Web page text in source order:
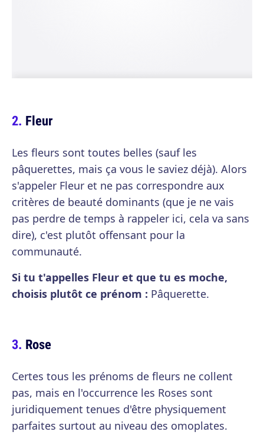
Fleur
Les fleurs sont toutes belles (sauf les
pâquerettes, mais ça vous le saviez déjà). Alors
s'appeler Fleur et ne pas correspondre aux
critères de beauté dominants (que je ne vais
pas perdre de temps à rappeler ici, cela va sans
dire), c'est plutôt offensant pour la
communauté.
Si tu t'appelles Fleur et que tu es moche,
choisis plutôt ce prénom : Pâquerette.
Rose
Certes tous les prénoms de fleurs ne collent
pas, mais en l'occurrence les Roses sont
juridiquement tenues d'être physiquement
parfaites surtout au niveau des omoplates.